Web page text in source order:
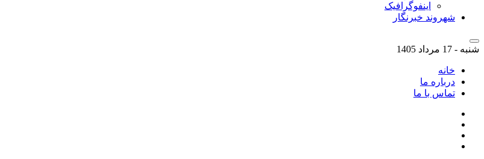
اینفوگرافیک
شهروند خبرنگار
شنبه - 17 مرداد 1405
خانه
درباره ما
تماس با ما